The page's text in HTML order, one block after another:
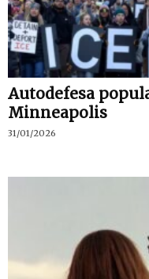
Autodefesa
Minneapolis
31/01/2026